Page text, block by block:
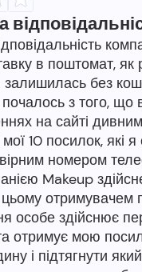
в поштомат,
залишилась без
з того,
на сайті
10 посилок, які
номером
Makeup
отримувачем
особе здійснює
отримує мою
і підтягнути